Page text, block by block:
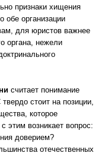
признаки хищения
обе организации
для юристов важнее
органа, нежели
считает понимание
стоит на позиции,
которое
этим возникает вопрос:
доверием?
отечественных